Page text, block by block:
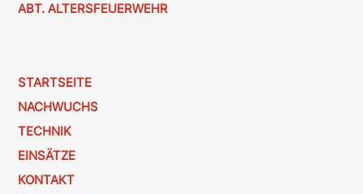
ABT. ALTERSFEUERWEHR
STARTSEITE
NACHWUCHS
TECHNIK
EINSÄTZE
KONTAKT